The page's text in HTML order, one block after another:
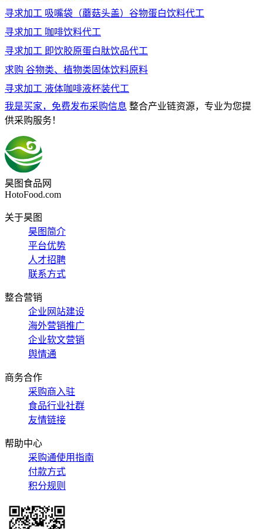
寻求加工 吸嘴袋（蘑菇头盖）谷物蛋白饮料代工
寻求加工 咖啡饮料代工
寻求加工 即饮胶原蛋白肽饮品代工
求购 谷物类、植物类固体饮料原料
寻求加工 液体咖啡液杯装代工
我是买家，免费发布采购信息 整合产业链资源，专业为您提
供采购服务！
昊图食品网
HotoFood.com
关于昊图
昊图简介
平台优势
人才招聘
联系方式
整合营销
企业网站建设
海外营销推广
企业软文营销
舆情通
商务合作
采购商入驻
食品行业社群
友情链接
帮助中心
采购通使用指南
付款方式
积分规则